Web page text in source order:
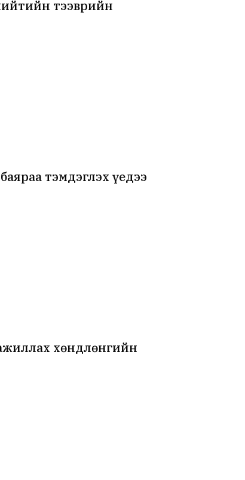
тээврийн
тэмдэглэх үедээ
хөндлөнгийн